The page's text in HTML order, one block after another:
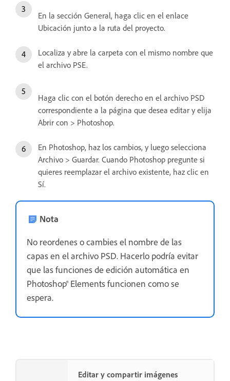
En la sección General, haga clic en el enlace
Ubicación junto a la ruta del proyecto.
Localiza y abre la carpeta con el mismo nombre que
el archivo PSE.
Haga clic con el botón derecho en el archivo PSD
correspondiente a la página que desea editar y elija
Abrir con > Photoshop.
En Photoshop, haz los cambios, y luego selecciona
Archivo > Guardar. Cuando Photoshop pregunte si
quieres reemplazar el archivo existente, haz clic en
Sí.
Nota
No reordenes o cambies el nombre de las
capas en el archivo PSD. Hacerlo podría evitar
que las funciones de edición automática en
Photoshop® Elements funcionen como se
espera.
Editar y compartir imágenes